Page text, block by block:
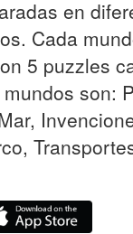
en
Cada
5 puzzles
son: